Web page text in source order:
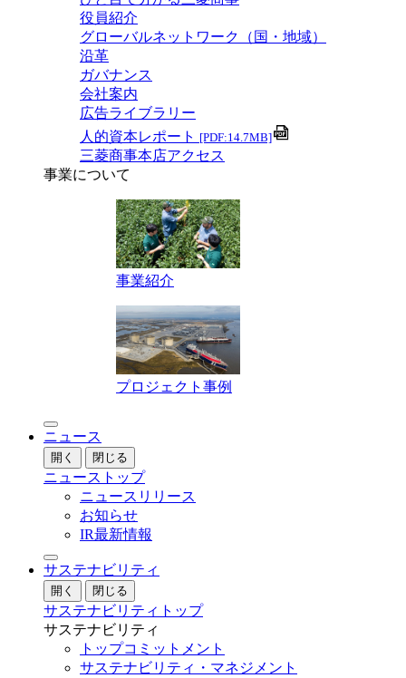
役員紹介
グローバルネットワーク（国・地域）
沿革
ガバナンス
会社案内
広告ライブラリー
人的資本レポート [PDF:14.7MB]
三菱商事本店アクセス
事業について
事業紹介
プロジェクト事例
ニュース
開く 閉じる
ニューストップ
ニュースリリース
お知らせ
IR最新情報
サステナビリティ
開く 閉じる
サステナビリティトップ
サステナビリティ
トップコミットメント
サステナビリティ・マネジメント